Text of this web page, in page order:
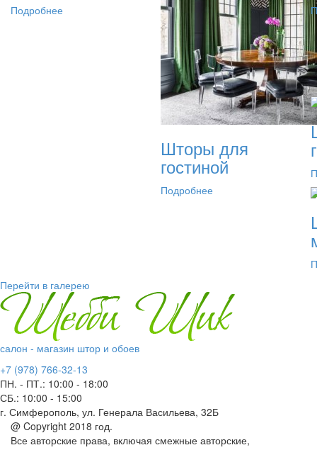
Подробнее
Шторы для
гостиной
Подробнее
Перейти в галерею
салон - магазин штор и обоев
+7 (978) 766-32-13
ПН. - ПТ.: 10:00 - 18:00
СБ.: 10:00 - 15:00
г. Симферополь, ул. Генерала Васильева, 32Б
@ Copyright 2018 год.
Все авторские права, включая смежные авторские,